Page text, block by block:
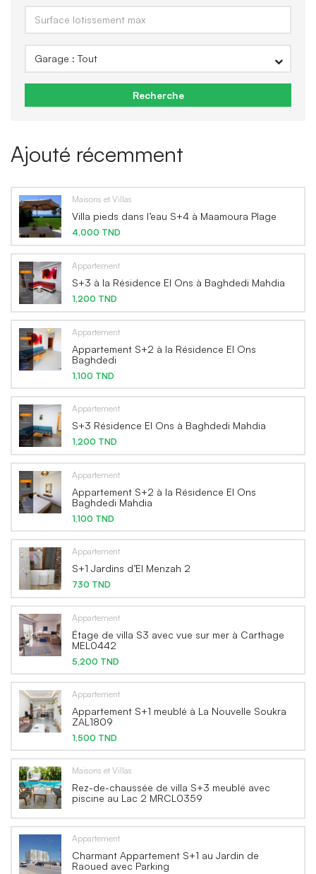
Recherche
Ajouté récemment
Maisons et Villas
Villa pieds dans l’eau S+4 à Maamoura Plage
4,000 TND
Appartement
S+3 à la Résidence El Ons à Baghdedi Mahdia
1,200 TND
Appartement
Appartement S+2 à la Résidence El Ons
Baghdedi
1,100 TND
Appartement
S+3 Résidence El Ons à Baghdedi Mahdia
1,200 TND
Appartement
Appartement S+2 à la Résidence El Ons
Baghdedi Mahdia
1,100 TND
Appartement
S+1 Jardins d’El Menzah 2
730 TND
Appartement
Étage de villa S3 avec vue sur mer à Carthage
MEL0442
5,200 TND
Appartement
Appartement S+1 meublé à La Nouvelle Soukra
ZAL1809
1,500 TND
Maisons et Villas
Rez-de-chaussée de villa S+3 meublé avec
piscine au Lac 2 MRCL0359
Appartement
Charmant Appartement S+1 au Jardin de
Raoued avec Parking